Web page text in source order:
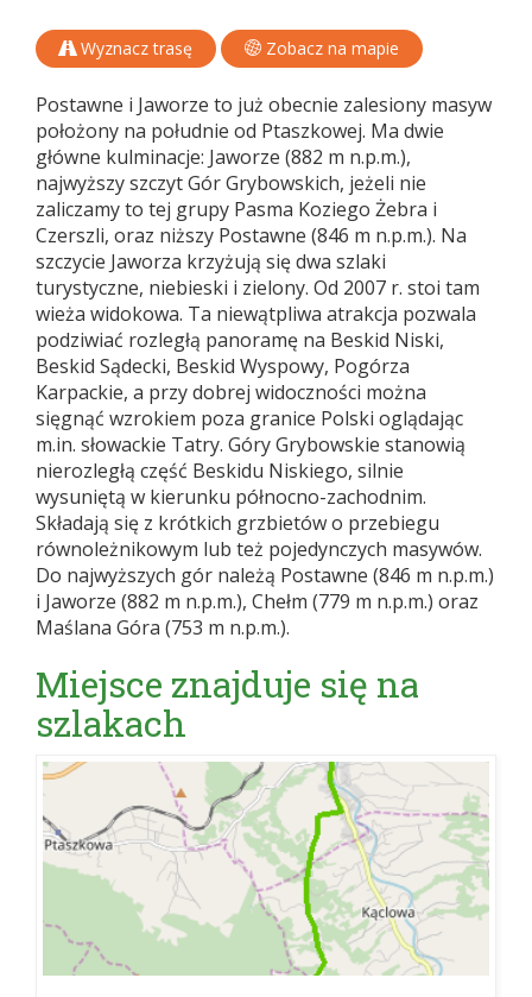
Wyznacz trasę Zobacz na mapie
Postawne i Jaworze to już obecnie zalesiony masyw
położony na południe od Ptaszkowej. Ma dwie
główne kulminacje: Jaworze (882 m n.p.m.),
najwyższy szczyt Gór Grybowskich, jeżeli nie
zaliczamy to tej grupy Pasma Koziego Żebra i
Czerszli, oraz niższy Postawne (846 m n.p.m.). Na
szczycie Jaworza krzyżują się dwa szlaki
turystyczne, niebieski i zielony. Od 2007 r. stoi tam
wieża widokowa. Ta niewątpliwa atrakcja pozwala
podziwiać rozległą panoramę na Beskid Niski,
Beskid Sądecki, Beskid Wyspowy, Pogórza
Karpackie, a przy dobrej widoczności można
sięgnąć wzrokiem poza granice Polski oglądając
m.in. słowackie Tatry. Góry Grybowskie stanowią
nierozległą część Beskidu Niskiego, silnie
wysuniętą w kierunku północno-zachodnim.
Składają się z krótkich grzbietów o przebiegu
równoleżnikowym lub też pojedynczych masywów.
Do najwyższych gór należą Postawne (846 m n.p.m.)
i Jaworze (882 m n.p.m.), Chełm (779 m n.p.m.) oraz
Maślana Góra (753 m n.p.m.).
Miejsce znajduje się na
szlakach